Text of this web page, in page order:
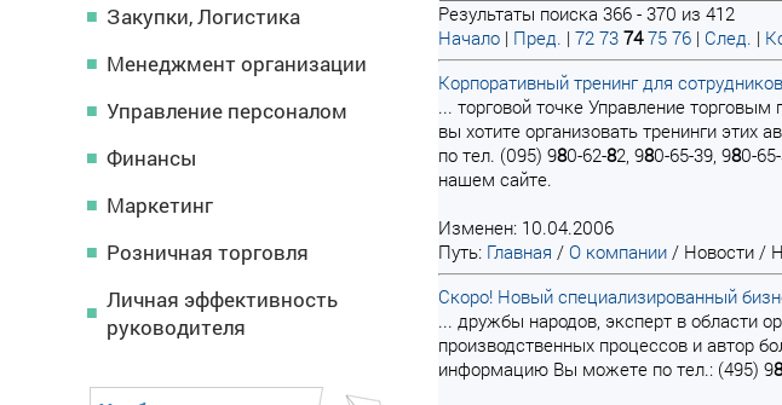
Закупки, Логистика
Менеджмент организации
Управление персоналом
Финансы
Маркетинг
Розничная торговля
Личная эффективность
руководителя
Результаты поиска 366 - 370 из 412
Начало | Пред. | 72 73 74 75 76 | След. |
Корпоративный тренинг для
... торговой точке Управление
вы хотите организовать тренинги этих
по тел. (095) 980-62-82, 980-65-39, 980-
нашем сайте.
Изменен: 10.04.2006
Путь: Главная / О компании / Новости /
Скоро! Новый специализированный
... дружбы народов, эксперт в области
производственных процессов и автор
информацию Вы можете по тел.: (495) 98